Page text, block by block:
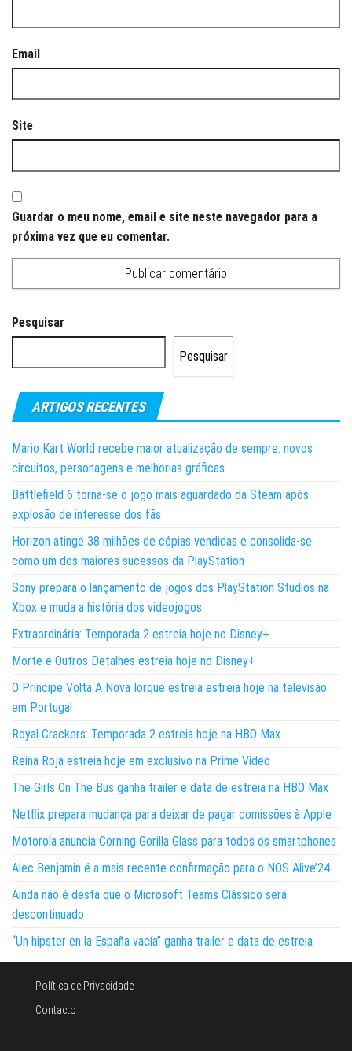
Email
Site
Guardar o meu nome, email e site neste navegador para a
próxima vez que eu comentar.
Pesquisar
Pesquisar
ARTIGOS RECENTES
Mario Kart World recebe maior atualização de sempre: novos
circuitos, personagens e melhorias gráficas
Battlefield 6 torna-se o jogo mais aguardado da Steam após
explosão de interesse dos fãs
Horizon atinge 38 milhões de cópias vendidas e consolida-se
como um dos maiores sucessos da PlayStation
Sony prepara o lançamento de jogos dos PlayStation Studios na
Xbox e muda a história dos videojogos
Extraordinária: Temporada 2 estreia hoje no Disney+
Morte e Outros Detalhes estreia hoje no Disney+
O Príncipe Volta A Nova Iorque estreia estreia hoje na televisão
em Portugal
Royal Crackers: Temporada 2 estreia hoje na HBO Max
Reina Roja estreia hoje em exclusivo na Prime Video
The Girls On The Bus ganha trailer e data de estreia na HBO Max
Netflix prepara mudança para deixar de pagar comissões à Apple
Motorola anuncia Corning Gorilla Glass para todos os smartphones
Alec Benjamin é a mais recente confirmação para o NOS Alive’24
Ainda não é desta que o Microsoft Teams Clássico será
descontinuado
“Un hipster en la España vacía” ganha trailer e data de estreia
Política de Privacidade
Contacto